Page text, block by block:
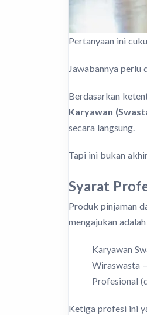
Pertanyaan ini
Jawabannya perlu
Berdasarkan
Karyawan
secara langsung.
Tapi ini bukan
Syarat
Produk pinjaman
mengajukan
Karyawan
Wiraswasta
Profesional
Ketiga profesi ini